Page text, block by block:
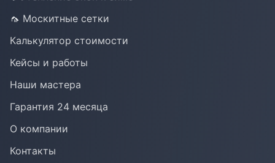
🦟 Москитные сетки
Калькулятор стоимости
Кейсы и работы
Наши мастера
Гарантия 24 месяца
О компании
Контакты